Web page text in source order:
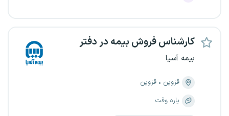
کارشناس فروش بیمه در دفتر
بیمه آسیا
قزوین
قزوین
پاره وقت